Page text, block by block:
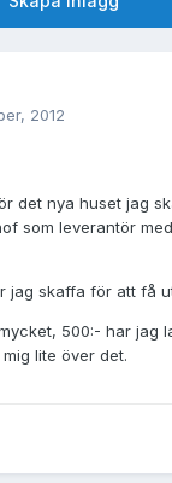
2012
det nya huset jag
som leverantör
jag skaffa för att få
500:- har jag
lite över det.